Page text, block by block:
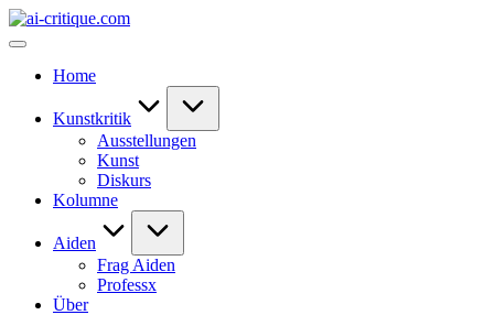
Skip
to
ai-
Home
Kunstkritik
Ausstellungen
Kunst
Diskurs
Kolumne
Aiden
Frag Aiden
Professx
Über